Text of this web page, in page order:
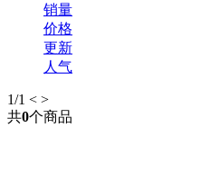
销量
价格
更新
人气
1/1 < >
共0个商品